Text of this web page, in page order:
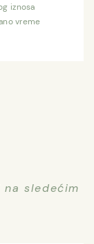
iznosa
vreme
na sledećim